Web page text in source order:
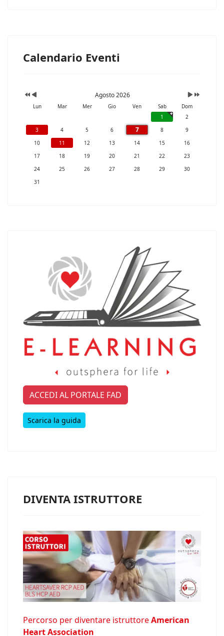
Calendario Eventi
Agosto 2026
Lun Mar Mer Gio Ven Sab
Dom
1
2
3
4 5 6 7 8
9
10
11 12 13 14 15
16
17
18 19 20 21 22
23
24
25 26 27 28 29
30
31
ACCEDI AL PORTALE FAD
Scarica la guida
DIVENTA ISTRUTTORE
Percorso per diventare istruttoreAmerican
Heart Association